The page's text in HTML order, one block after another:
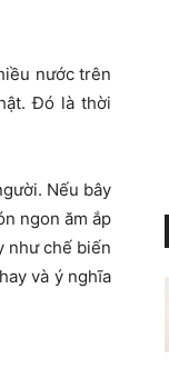
nước trên
Đó là thời
Nếu bây
ngon ăm ắp
như chế biến
và ý nghĩa